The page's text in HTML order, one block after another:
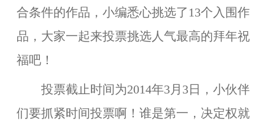
合条件的作品，小编悉心挑选了13个入围作
品，大家一起来投票挑选人气最高的拜年祝
福吧！
投票截止时间为2014年3月3日
，小伙伴
们要抓紧时间投票啊！谁是第一，决定权就